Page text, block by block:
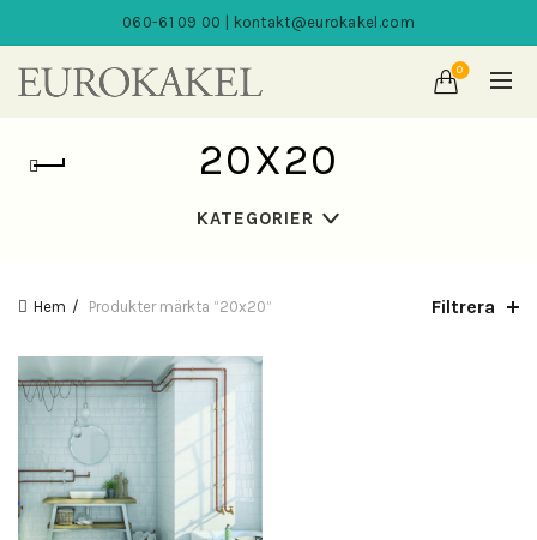
060-61 09 00 | kontakt@eurokakel.com
0
20X20
KATEGORIER
Hem Produkter märkta ”20x20” Filtrera